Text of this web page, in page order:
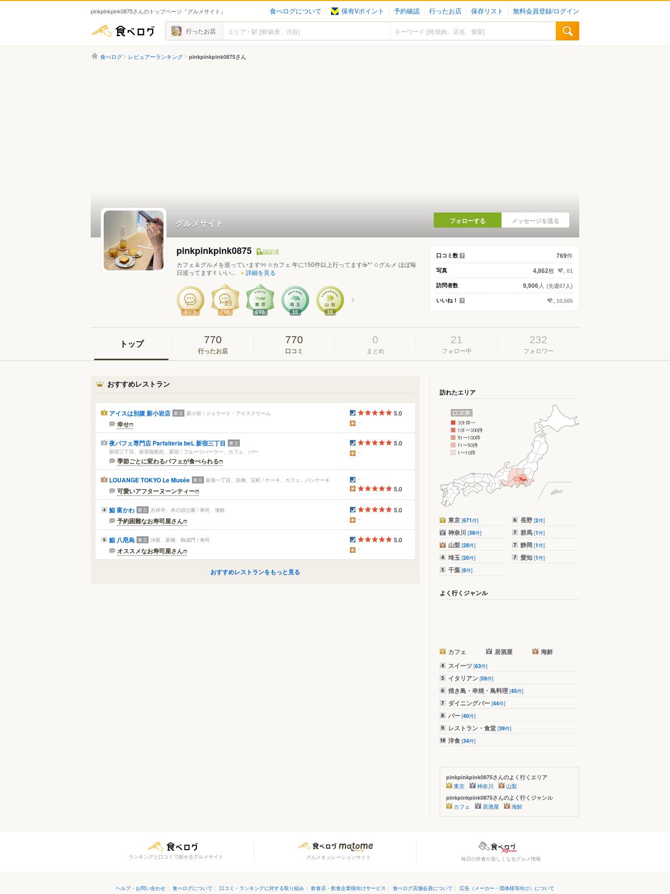
pinkpinkpink0875さんのトップページ『グルメサイト』 食べログについて 保有Vポイント 予約確認 行ったお店 保存リスト 無料会員登録/ログイン
食べログ 行ったお店
食べログ レビュアーランキング pinkpinkpink0875さん
グルメサイト フォローする メッセージを送る
pinkpinkpink0875 認証済
カフェ＆グルメを巡っています୨୧ ✩カフェ 年に150件以上行ってます☕*° ✩グルメ ほぼ毎
日巡ってます✌︎ いい...
詳細を見る
8か月 700 600 10 10
口コミ数 ？ 769件
写真 4,862枚 61
訪問者数 9,906人 (先週67人)
いいね！ ？ 10,565
トップ 770
行ったお店
770
口コミ
0
まとめ
21
フォロー中
232
フォロワー
おすすめレストラン
1 アイスは別腹 新小岩店 東京 新小岩 / ジェラート・アイスクリーム
幸せෆ‪‪
5.0
2 夜パフェ専門店 Parfaiteria beL 新宿三丁目 東京
新宿三丁目、新宿御苑前、新宿 / フルーツパーラー、カフェ、バー
季節ごとに変わるパフェが食べられるෆ‪‪
5.0
3 LOUANGE TOKYO Le Musée 東京 銀座一丁目、京橋、宝町 / ケーキ、カフェ、パンケーキ
可愛いアフターヌーンティーෆ‪ 5.0
4 鮨 富かわ 東京 吉祥寺、井の頭公園 / 寿司、海鮮
予約困難なお寿司屋さんෆ‪
5.0
5 鮨 八咫烏 東京 汐留、新橋、御成門 / 寿司
オススメなお寿司屋さんෆ‪
5.0
おすすめレストランをもっと見る
訪れたエリア
東京 [671件]
神奈川 [38件]
山梨 [28件]
埼玉 [20件]
千葉 [8件]
長野 [2件]
群馬 [1件]
静岡 [1件]
愛知 [1件]
よく行くジャンル
カフェ 居酒屋
海鮮
スイーツ [63件]
イタリアン [59件]
焼き鳥・串焼・鳥料理 [45件]
ダイニングバー [44件]
バー [40件]
レストラン・食堂 [39件]
洋食 [34件]
pinkpinkpink0875さんのよく行くエリア
東京 神奈川 山梨
pinkpinkpink0875さんのよく行くジャンル
カフェ 居酒屋 海鮮
ランキングと口コミで探せるグルメサイト グルメキュレーションサイト 毎日の外食が楽しくなるグルメ情報
ヘルプ・お問い合わせ | 食べログについて | 口コミ・ランキングに対する取り組み | 飲食店・飲食企業様向けサービス | 食べログ店舗会員について | 広告（メーカー・団体様等向け）について